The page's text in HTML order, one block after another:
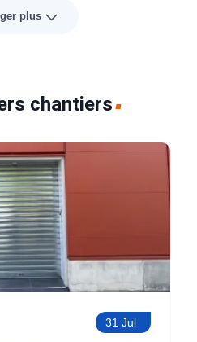
plus
chantiers
31 Jul